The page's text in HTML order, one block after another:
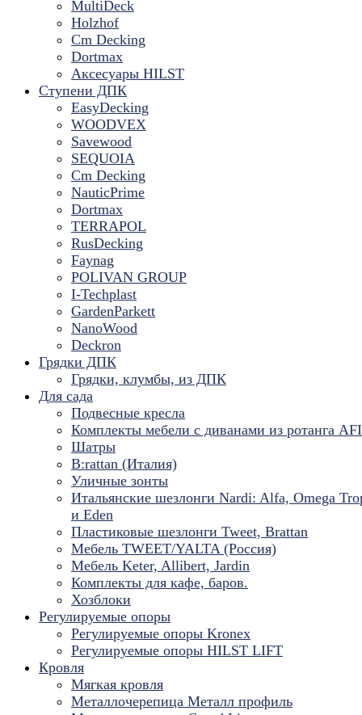
MultiDeck
Holzhof
Cm Decking
Dortmax
Аксесуары HILST
Ступени ДПК
EasyDecking
WOODVEX
Savewood
SEQUOIA
Cm Decking
NauticPrime
Dortmax
TERRAPOL
RusDecking
Faynag
POLIVAN GROUP
I-Techplast
GardenParkett
NanoWood
Deckron
Грядки ДПК
Грядки, клумбы, из ДПК
Для сада
Подвесные кресла
Комплекты мебели с диванами из ротанга
Шатры
B:rattan (Италия)
Уличные зонты
Итальянские шезлонги Nardi: Alfa, Omega
и Eden
Пластиковые шезлонги Tweet, Brattan
Мебель TWEET/YALTA (Россия)
Мебель Keter, Allibert, Jardin
Комплекты для кафе, баров.
Хозблоки
Регулируемые опоры
Регулируемые опоры Kronex
Регулируемые опоры HILST LIFT
Кровля
Мягкая кровля
Металлочерепица Металл профиль